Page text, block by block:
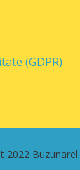
(GDPR)
2022